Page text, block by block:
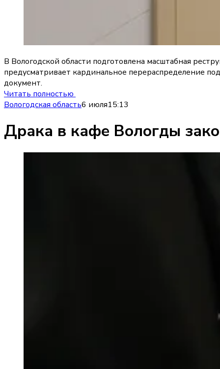
В Вологодской области подготовлена масштабная
предусматривает кардинальное перераспределение
документ.
Читать полностью
Вологодская область6 июля15:13
Драка в кафе Вологды